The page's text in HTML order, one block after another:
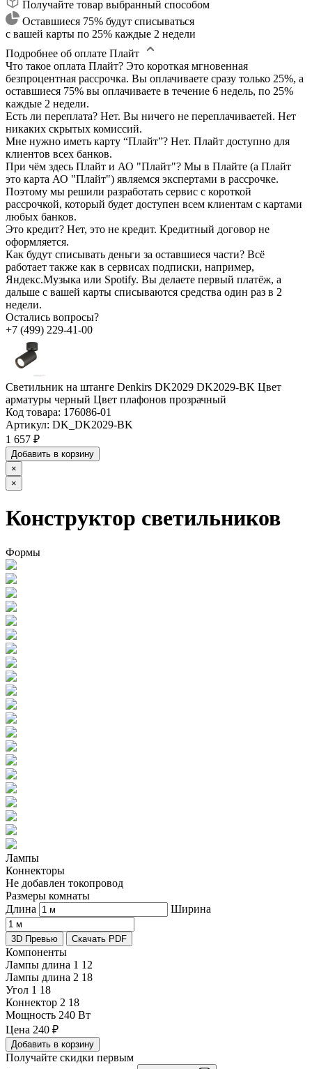
Получайте товар выбранный способом
Оставшиеся 75% будут списываться
с вашей карты по 25% каждые 2 недели
Подробнее об оплате Плайт
Что такое оплата Плайт? Это короткая мгновенная
безпроцентная рассрочка. Вы оплачиваете сразу только 25%, а
оставшиеся 75% вы оплачиваете в течение 6 недель, по 25%
каждые 2 недели.
Есть ли переплата? Нет. Вы ничего не переплачиваетей. Нет
никаких скрытых комиссий.
Мне нужно иметь карту “Плайт”? Нет. Плайт доступно для
клиентов всех банков.
При чём здесь Плайт и АО "Плайт"? Мы в Плайте (а Плайт
это карта АО "Плайт") являемся экспертами в рассрочке.
Поэтому мы решили разработать сервис с короткой
рассрочкой, который будет доступен всем клиентам с картами
любых банков.
Это кредит? Нет, это не кредит. Кредитный договор не
оформляется.
Как будут списывать деньги за оставшиеся части? Всё
работает также как в сервисах подписки, например,
Яндекс.Музыка или Spotify. Вы делаете первый платёж, а
дальше с вашей карты списываются средства один раз в 2
недели.
Остались вопросы?
+7 (499) 229-41-00
Светильник на штанге Denkirs DK2029 DK2029-BK Цвет
арматуры черный Цвет плафонов прозрачный
Код товара: 176086-01
Артикул: DK_DK2029-BK
1 657 ₽
Добавить в корзину
×
×
Конструктор светильников
Формы
Лампы
Коннекторы
Не добавлен токопровод
Размеры комнаты
Длина
Ширина
3D Превью Скачать PDF
Компоненты
Лампы длина 1 12
Лампы длина 2 18
Угол 1 18
Коннектор 2 18
Мощность 240 Вт
Цена 240 ₽
Добавить в корзину
Получайте скидки первым